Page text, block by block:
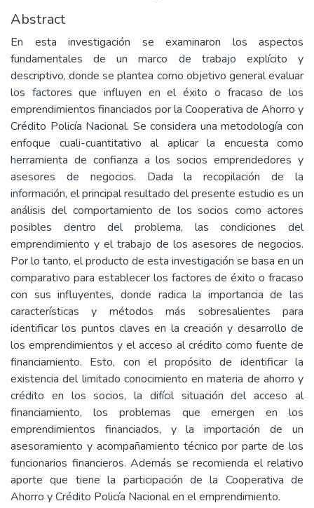
Abstract
En esta investigación se examinaron los aspectos
fundamentales de un marco de trabajo explícito y
descriptivo, donde se plantea como objetivo general evaluar
los factores que influyen en el éxito o fracaso de los
emprendimientos financiados por la Cooperativa de Ahorro y
Crédito Policía Nacional. Se considera una metodología con
enfoque cuali-cuantitativo al aplicar la encuesta como
herramienta de confianza a los socios emprendedores y
asesores de negocios. Dada la recopilación de la
información, el principal resultado del presente estudio es un
análisis del comportamiento de los socios como actores
posibles dentro del problema, las condiciones del
emprendimiento y el trabajo de los asesores de negocios.
Por lo tanto, el producto de esta investigación se basa en un
comparativo para establecer los factores de éxito o fracaso
con sus influyentes, donde radica la importancia de las
características y métodos más sobresalientes para
identificar los puntos claves en la creación y desarrollo de
los emprendimientos y el acceso al crédito como fuente de
financiamiento. Esto, con el propósito de identificar la
existencia del limitado conocimiento en materia de ahorro y
crédito en los socios, la difícil situación del acceso al
financiamiento, los problemas que emergen en los
emprendimientos financiados, y la importación de un
asesoramiento y acompañamiento técnico por parte de los
funcionarios financieros. Además se recomienda el relativo
aporte que tiene la participación de la Cooperativa de
Ahorro y Crédito Policía Nacional en el emprendimiento.